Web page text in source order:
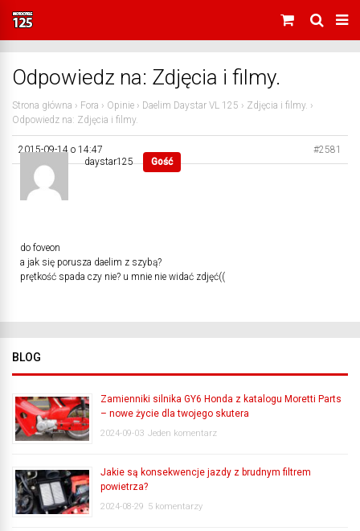
Odpowiedz na: Zdjęcia i filmy.
Strona główna › Fora › Opinie › Daelim Daystar VL 125 › Zdjęcia i filmy. ›
Odpowiedz na: Zdjęcia i filmy.
2015-09-14 o 14:47
#2581
daystar125
Gość
do foveon
a jak się porusza daelim z szybą?
prętkość spada czy nie? u mnie nie widać zdjęć((
BLOG
Zamienniki silnika GY6 Honda z katalogu Moretti Parts
– nowe życie dla twojego skutera
2024-09-03 Jeden komentarz
Jakie są konsekwencje jazdy z brudnym filtrem
powietrza?
2024-08-29 5 komentarzy